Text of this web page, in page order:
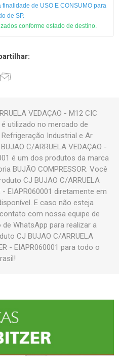
de USO E CONSUMO para
de SP.
conforme estado de destino.
VEDAÇAO - M12 CIC
é utilizado no mercado de
Industrial e Ar
C/ARRUELA VEDAÇAO -
é um dos produtos da marca
BUJÃO COMPRESSOR. Você
CJ BUJAO C/ARRUELA
- EIAPR060001 diretamente em
E caso não esteja
com nossa equipe de
WhatsApp para realizar a
CJ BUJAO C/ARRUELA
- EIAPR060001 para todo o